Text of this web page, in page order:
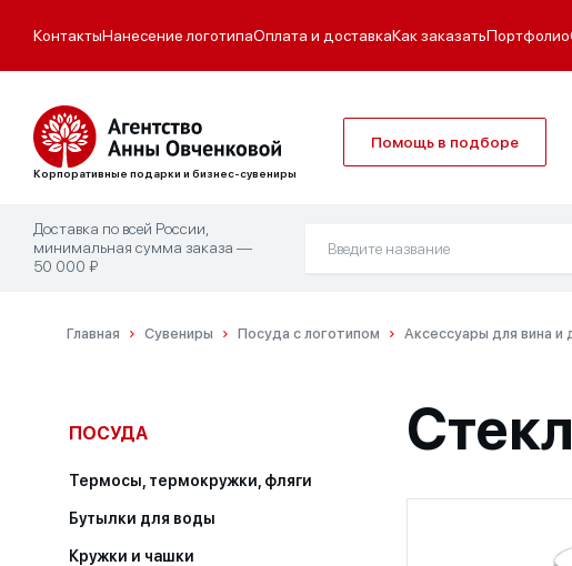
КонтактыНанесение логотипаОплата и доставкаКак заказатьПортфолио
Корпоративные подарки и бизнес-сувениры
Помощь в подборе
Доставка по всей России,
минимальная сумма заказа —
50 000 ₽
Главная Сувениры Посуда с логотипом Аксессуары для вина и
ПОСУДА
Термосы, термокружки, фляги
Бутылки для воды
Кружки и чашки